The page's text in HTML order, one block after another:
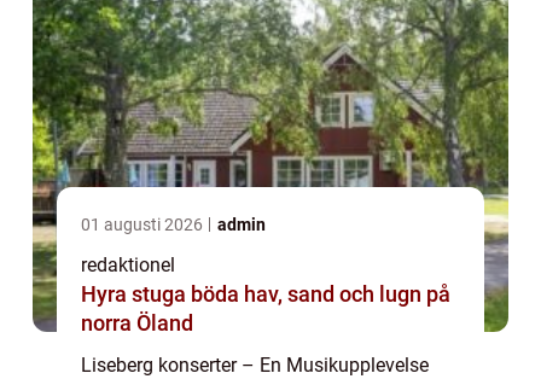
01 augusti 2026 admin
redaktionel
Hyra stuga böda hav, sand och lugn på
norra Öland
Liseberg konserter – En Musikupplevelse